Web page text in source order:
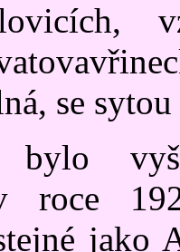
se
bylo
roce
jako